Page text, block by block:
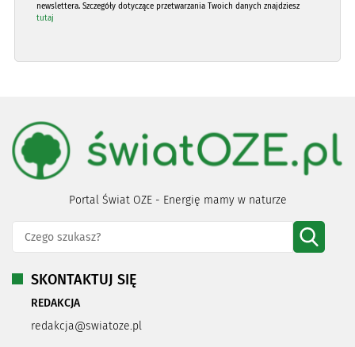
newslettera. Szczegóły dotyczące przetwarzania Twoich danych znajdziesz
tutaj
Portal Świat OZE - Energię mamy w naturze
SKONTAKTUJ SIĘ
REDAKCJA
redakcja@swiatoze.pl